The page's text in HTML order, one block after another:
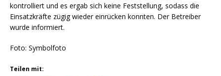
kontrolliert und es ergab sich keine Feststellung, sodass die
Einsatzkräfte zügig wieder einrücken konnten. Der Betreiber
wurde informiert.
Foto: Symbolfoto
Teilen mit: